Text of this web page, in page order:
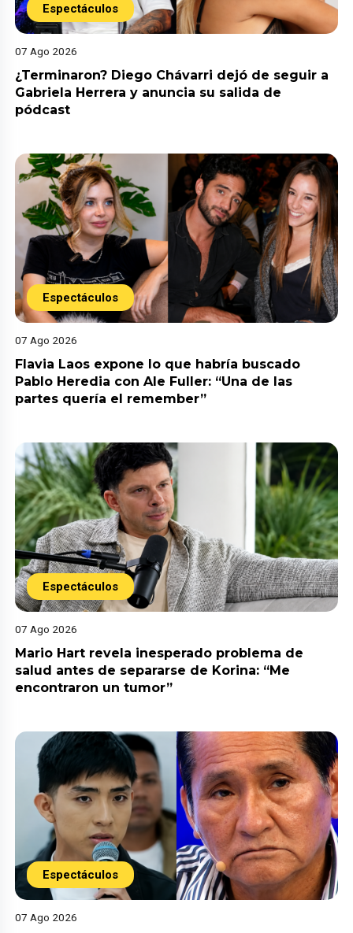
Espectáculos
07 Ago 2026
¿Terminaron? Diego Chávarri dejó de seguir a
Gabriela Herrera y anuncia su salida de
pódcast
Espectáculos
07 Ago 2026
Flavia Laos expone lo que habría buscado
Pablo Heredia con Ale Fuller: “Una de las
partes quería el remember”
Espectáculos
07 Ago 2026
Mario Hart revela inesperado problema de
salud antes de separarse de Korina: “Me
encontraron un tumor”
Espectáculos
07 Ago 2026